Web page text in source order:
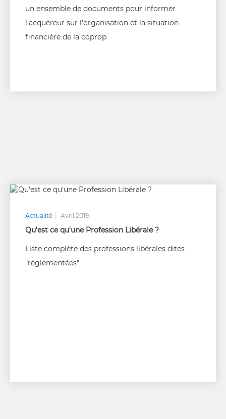
un ensemble de documents pour informer
l'acquéreur sur l'organisation et la situation
financière de la coprop
Actualité Avril 2019
Qu'est ce qu'une Profession Libérale ?
Liste complète des professions libérales dites
"réglementées"